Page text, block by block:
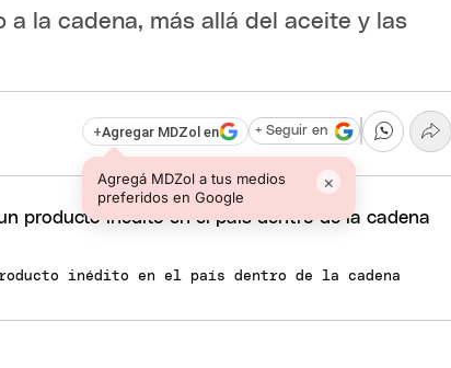
a la cadena, más allá del aceite y las
+Agregar MDZol en
Agregá MDZol a tus medios
preferidos en Google
×
+ Seguir en
inédito en el país dentro de la cadena